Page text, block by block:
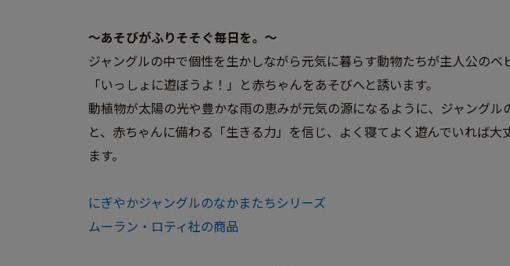
～あそびがふりそそぐ毎日を。～
ジャングルの中で個性を生かしながら元気に暮らす動物たちが主人公の
「いっしょに遊ぼうよ！」と赤ちゃんをあそびへと誘います。
動植物が太陽の光や豊かな雨の恵みが元気の源になるように、ジャング
と、赤ちゃんに備わる「生きる力」を信じ、よく寝てよく遊んでいれば
ます。
にぎやかジャングルのなかまたちシリーズ
ムーラン・ロティ社の商品